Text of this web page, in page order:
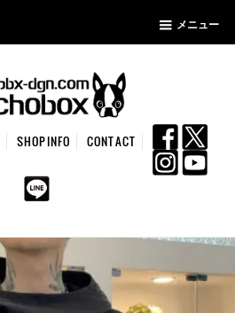
メニュー
SHOPINFO CONTACT